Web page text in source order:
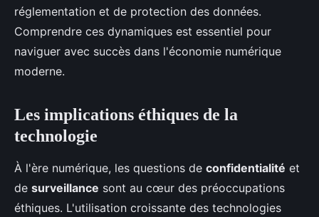
réglementation et de protection des données.
Comprendre ces dynamiques est essentiel pour
naviguer avec succès dans l'économie numérique
moderne.
Les implications éthiques de la
technologie
À l'ère numérique, les questions de confidentialité et
de surveillance sont au cœur des préoccupations
éthiques. L'utilisation croissante des technologies